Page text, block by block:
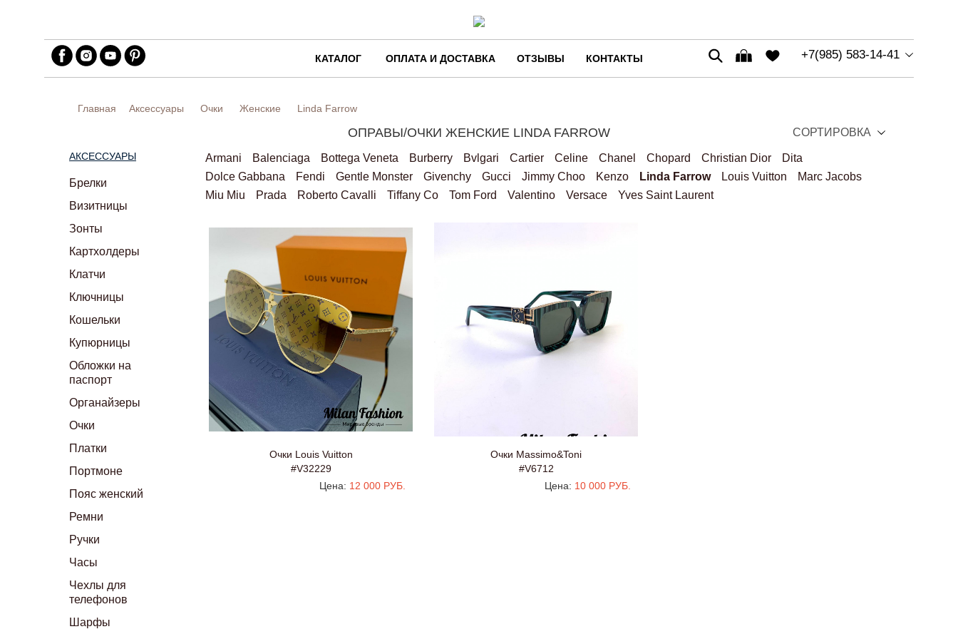
КАТАЛОГ ОПЛАТА И ДОСТАВКА ОТЗЫВЫ КОНТАКТЫ +7(985) 583-14-41
Главная Аксессуары Очки Женские Linda Farrow
ОПРАВЫ/ОЧКИ ЖЕНСКИЕ LINDA FARROW СОРТИРОВКА
АКСЕССУАРЫ
Брелки
Визитницы
Зонты
Картхолдеры
Клатчи
Ключницы
Кошельки
Купюрницы
Обложки на
паспорт
Органайзеры
Очки
Платки
Портмоне
Пояс женский
Ремни
Ручки
Часы
Чехлы для
телефонов
Шарфы
Armani Balenciaga Bottega Veneta Burberry Bvlgari Cartier Celine Chanel Chopard Christian Dior
Dita
Dolce Gabbana
Fendi Gentle Monster Givenchy Gucci Jimmy Choo Kenzo Linda Farrow Louis Vuitton
Marc Jacobs
Miu Miu
Prada Roberto Cavalli Tiffany Co Tom Ford Valentino Versace Yves Saint Laurent
Очки Louis Vuitton
#V32229
Цена: 12 000 РУБ.
Очки Massimo&Toni
#V6712
Цена: 10 000 РУБ.